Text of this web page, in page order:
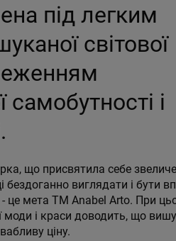
під легким
світової
самобутності і
що присвятила себе
виглядати і бути
- це мета ТМ Anabel Arto. При
моди і краси доводить, що
ціну.